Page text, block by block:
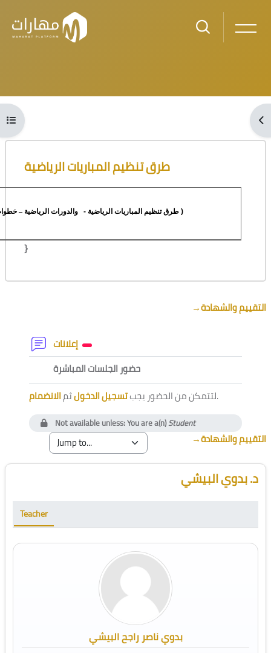
Skip to main content
Blocks
Open course index
Blocks
Skip [Cocoon] Course Overview
طرق تنظيم المباريات الرياضية
والدورات الرياضية – - طرق تنظيم المباريات الرياضية )
}
→التقييم والشهادة
Forum
حضور الجلسات المباشرةExternal tool
لتتمكن من الحضور يجبتسجيل الدخولثمالانضمام .
Not available unless: You are a(n)Student
→التقييم والشهادة
Blocks
Skip [Cocoon] Course Instructor د. بدوي البيشي
Teacher
بدوي ناصر راجح البيشي